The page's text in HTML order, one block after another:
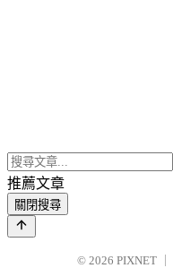
推薦文章
關閉搜尋
© 2026 PIXNET